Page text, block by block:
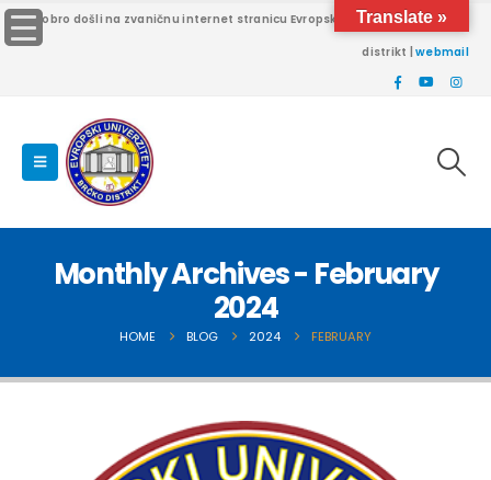
Dobro došli na zvaničnu internet stranicu Evropskog univerziteta Brčko
distrikt |webmail
Monthly Archives - February
2024
HOME BLOG 2024 FEBRUARY
Translate »